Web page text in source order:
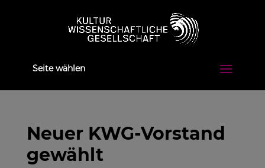
Seite wählen
Neuer KWG-Vorstand
gewählt